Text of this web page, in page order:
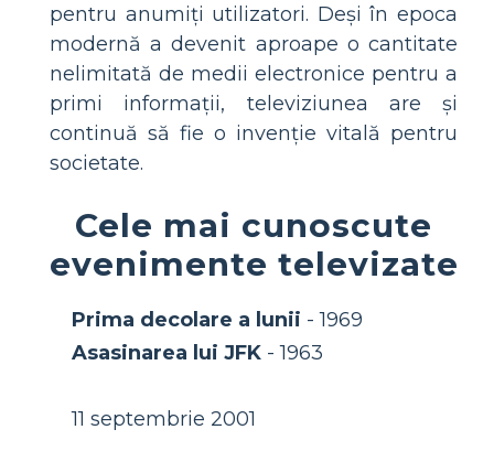
pentru anumiți utilizatori. Deși în epoca
modernă a devenit aproape o cantitate
nelimitată de medii electronice pentru a
primi informații, televiziunea are și
continuă să fie o invenție vitală pentru
societate.
Cele mai cunoscute
evenimente televizate
Prima decolare a lunii - 1969
Asasinarea lui JFK - 1963
11 septembrie 2001